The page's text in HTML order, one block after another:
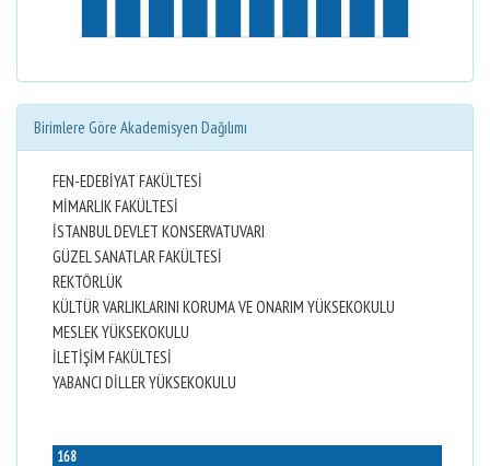
Birimlere Göre Akademisyen Dağılımı
FEN-EDEBİYAT FAKÜLTESİ
MİMARLIK FAKÜLTESİ
İSTANBUL DEVLET KONSERVATUVARI
GÜZEL SANATLAR FAKÜLTESİ
REKTÖRLÜK
KÜLTÜR VARLIKLARINI KORUMA VE ONARIM YÜKSEKOKULU
MESLEK YÜKSEKOKULU
İLETİŞİM FAKÜLTESİ
YABANCI DİLLER YÜKSEKOKULU
168